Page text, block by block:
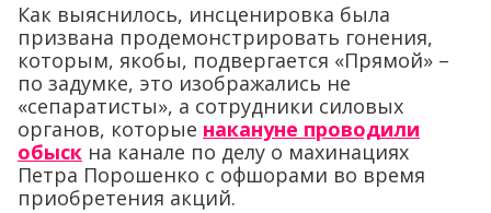
Как выяснилось, инсценировка была
призвана продемонстрировать гонения,
которым, якобы, подвергается «Прямой» –
по задумке, это изображались не
«сепаратисты», а сотрудники силовых
органов, которые накануне проводили
обыск на канале по делу о махинациях
Петра Порошенко с офшорами во время
приобретения акций.